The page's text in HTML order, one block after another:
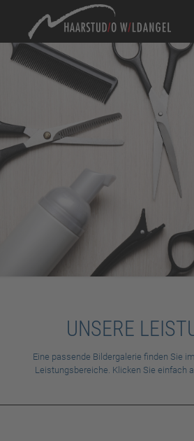
UNSERE
Eine passende Bildergalerie finden Sie
Leistungsbereiche. Klicken Sie einfach